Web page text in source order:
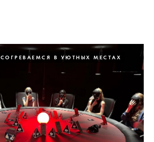
СОГРЕВАЕМСЯ В УЮТНЫХ МЕСТАХ